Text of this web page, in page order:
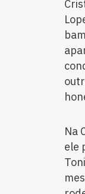
Na
ele